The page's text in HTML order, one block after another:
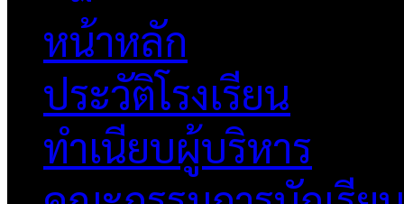
หน้าหลัก
ประวัติโรงเรียน
ทำเนียบผู้บริหาร